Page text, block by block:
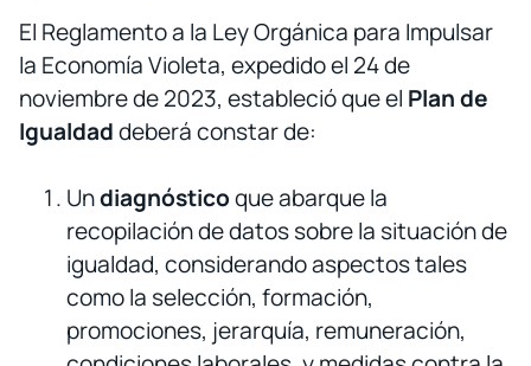
El Reglamento a la Ley Orgánica para Impulsar
la Economía Violeta, expedido el 24 de
noviembre de 2023, estableció que el Plan de
Igualdaddeberá constar de:
Undiagnósticoque abarque la
recopilación de datos sobre la situación de
igualdad, considerando aspectos tales
como la selección, formación,
promociones, jerarquía, remuneración,